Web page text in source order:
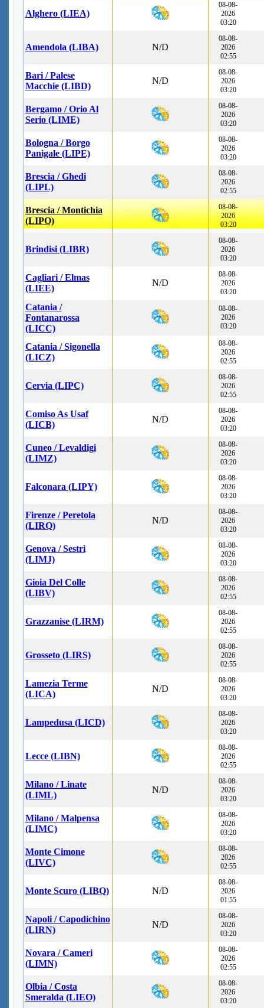
Alghero (LIEA)
08-08-
2026
03:20
Amendola (LIBA) N/D
08-08-
2026
02:55
Bari / Palese
Macchie (LIBD)
N/D
08-08-
2026
03:20
Bergamo / Orio Al
Serio (LIME)
08-08-
2026
03:20
Bologna / Borgo
Panigale (LIPE)
08-08-
2026
03:20
Brescia / Ghedi
(LIPL)
08-08-
2026
02:55
Brescia / Montichia
(LIPO)
08-08-
2026
03:20
Brindisi (LIBR)
08-08-
2026
03:20
Cagliari / Elmas
(LIEE)
N/D
08-08-
2026
03:20
Catania /
Fontanarossa
(LICC)
08-08-
2026
03:20
Catania / Sigonella
(LICZ)
08-08-
2026
02:55
Cervia (LIPC)
08-08-
2026
02:55
Comiso As Usaf
(LICB)
N/D
08-08-
2026
03:20
Cuneo / Levaldigi
(LIMZ)
08-08-
2026
03:20
Falconara (LIPY)
08-08-
2026
03:20
Firenze / Peretola
(LIRQ)
N/D
08-08-
2026
03:20
Genova / Sestri
(LIMJ)
08-08-
2026
03:20
Gioia Del Colle
(LIBV)
08-08-
2026
02:55
Grazzanise (LIRM)
08-08-
2026
02:55
Grosseto (LIRS)
08-08-
2026
02:55
Lamezia Terme
(LICA)
N/D
08-08-
2026
03:20
Lampedusa (LICD)
08-08-
2026
03:20
Lecce (LIBN)
08-08-
2026
02:55
Milano / Linate
(LIML)
N/D
08-08-
2026
03:20
Milano / Malpensa
(LIMC)
08-08-
2026
03:20
Monte Cimone
(LIVC)
08-08-
2026
02:55
Monte Scuro (LIBQ) N/D
08-08-
2026
01:55
Napoli / Capodichino
(LIRN)
N/D
08-08-
2026
03:20
Novara / Cameri
(LIMN)
08-08-
2026
02:55
Olbia / Costa
Smeralda (LIEO)
08-08-
2026
03:20